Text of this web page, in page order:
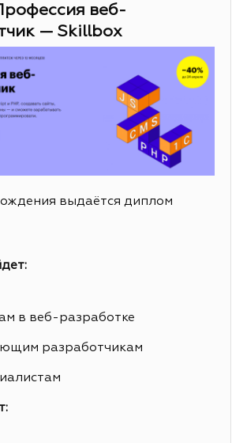
веб-
— Skillbox
выдаётся диплом
в веб-разработке
разработчикам